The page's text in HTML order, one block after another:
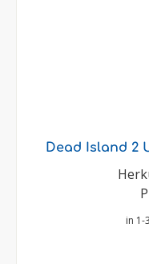
Dead Island 2
in 1-